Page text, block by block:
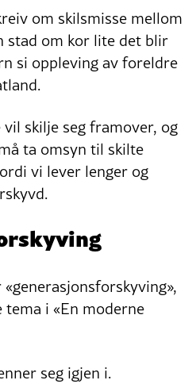
om skilsmisse mellom
stad om kor lite det blir
si oppleving av foreldre
skilje seg framover, og
ta omsyn til skilte
vi lever lenger og
i «En moderne
seg igjen i.